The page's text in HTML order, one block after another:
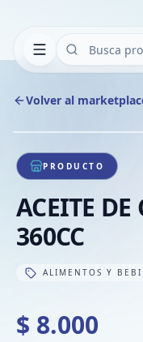
Volver al
1/1
PRODUCTO
ACEITE DE
360CC
ALIMENTOS Y
$ 8.000